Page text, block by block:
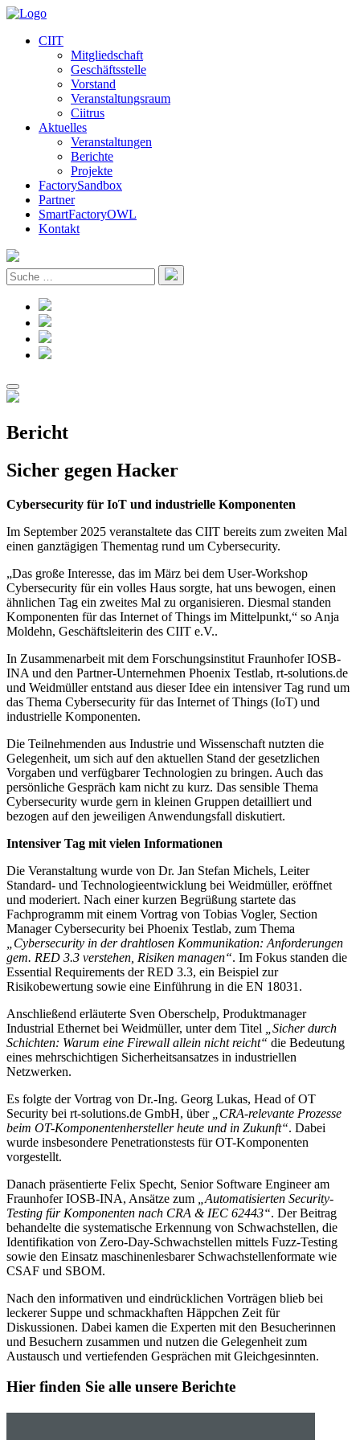
CIIT
Mitgliedschaft
Geschäftsstelle
Vorstand
Veranstaltungsraum
Ciitrus
Aktuelles
Veranstaltungen
Berichte
Projekte
FactorySandbox
Partner
SmartFactoryOWL
Kontakt
Bericht
Sicher gegen Hacker
Cybersecurity für IoT und industrielle Komponenten
Im September 2025 veranstaltete das CIIT bereits zum zweiten Mal
einen ganztägigen Thementag rund um Cybersecurity.
„Das große Interesse, das im März bei dem User-Workshop
Cybersecurity für ein volles Haus sorgte, hat uns bewogen, einen
ähnlichen Tag ein zweites Mal zu organisieren. Diesmal standen
Komponenten für das Internet of Things im Mittelpunkt,“ so Anja
Moldehn, Geschäftsleiterin des CIIT e.V..
In Zusammenarbeit mit dem Forschungsinstitut Fraunhofer IOSB-
INA und den Partner-Unternehmen Phoenix Testlab, rt-solutions.de
und Weidmüller entstand aus dieser Idee ein intensiver Tag rund um
das Thema Cybersecurity für das Internet of Things (IoT) und
industrielle Komponenten.
Die Teilnehmenden aus Industrie und Wissenschaft nutzten die
Gelegenheit, um sich auf den aktuellen Stand der gesetzlichen
Vorgaben und verfügbarer Technologien zu bringen. Auch das
persönliche Gespräch kam nicht zu kurz. Das sensible Thema
Cybersecurity wurde gern in kleinen Gruppen detailliert und
bezogen auf den jeweiligen Anwendungsfall diskutiert.
Intensiver Tag mit vielen Informationen
Die Veranstaltung wurde von Dr. Jan Stefan Michels, Leiter
Standard- und Technologieentwicklung bei Weidmüller, eröffnet
und moderiert. Nach einer kurzen Begrüßung startete das
Fachprogramm mit einem Vortrag von Tobias Vogler, Section
Manager Cybersecurity bei Phoenix Testlab, zum Thema
„Cybersecurity in der drahtlosen Kommunikation: Anforderungen
gem. RED 3.3 verstehen, Risiken managen“. Im Fokus standen die
Essential Requirements der RED 3.3, ein Beispiel zur
Risikobewertung sowie eine Einführung in die EN 18031.
Anschließend erläuterte Sven Oberschelp, Produktmanager
Industrial Ethernet bei Weidmüller, unter dem Titel
„Sicher durch
Schichten: Warum eine Firewall allein nicht reicht“ die Bedeutung
eines mehrschichtigen Sicherheitsansatzes in industriellen
Netzwerken.
Es folgte der Vortrag von Dr.-Ing. Georg Lukas, Head of OT
Security bei rt-solutions.de GmbH, über
„CRA-relevante Prozesse
beim OT-Komponentenhersteller heute und in Zukunft“. Dabei
wurde insbesondere Penetrationstests für OT-Komponenten
vorgestellt.
Danach präsentierte Felix Specht, Senior Software Engineer am
Fraunhofer IOSB-INA, Ansätze zum
„Automatisierten Security-
Testing für Komponenten nach CRA & IEC 62443“. Der Beitrag
behandelte die systematische Erkennung von Schwachstellen, die
Identifikation von Zero-Day-Schwachstellen mittels Fuzz-Testing
sowie den Einsatz maschinenlesbarer Schwachstellenformate wie
CSAF und SBOM.
Nach den informativen und eindrücklichen Vorträgen blieb bei
leckerer Suppe und schmackhaften Häppchen Zeit für
Diskussionen. Dabei kamen die Experten mit den Besucherinnen
und Besuchern zusammen und nutzen die Gelegenheit zum
Austausch und vertiefenden Gesprächen mit Gleichgesinnten.
Hier finden Sie alle unsere Berichte